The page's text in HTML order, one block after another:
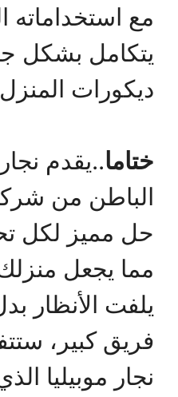
مع استخداماته
يتكامل بشكل
ديكورات
ختاما..يقدم
الباطن من
حل مميز لكل
مما يجعل
يلفت الأنظار
فريق كبير،
نجار موبيليا